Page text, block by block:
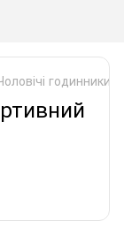
годинники